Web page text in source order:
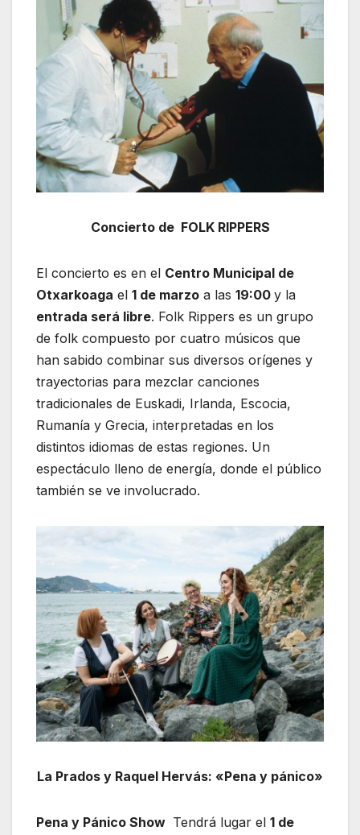
Concierto de FOLK RIPPERS
El concierto es en el Centro Municipal de
Otxarkoaga el 1 de marzo a las 19:00 y la
entrada será libre. Folk Rippers es un grupo
de folk compuesto por cuatro músicos que
han sabido combinar sus diversos orígenes y
trayectorias para mezclar canciones
tradicionales de Euskadi, Irlanda, Escocia,
Rumanía y Grecia, interpretadas en los
distintos idiomas de estas regiones. Un
espectáculo lleno de energía, donde el público
también se ve involucrado.
La Prados y Raquel Hervás: «Pena y pánico»
Pena y Pánico Show Tendrá lugar el 1 de